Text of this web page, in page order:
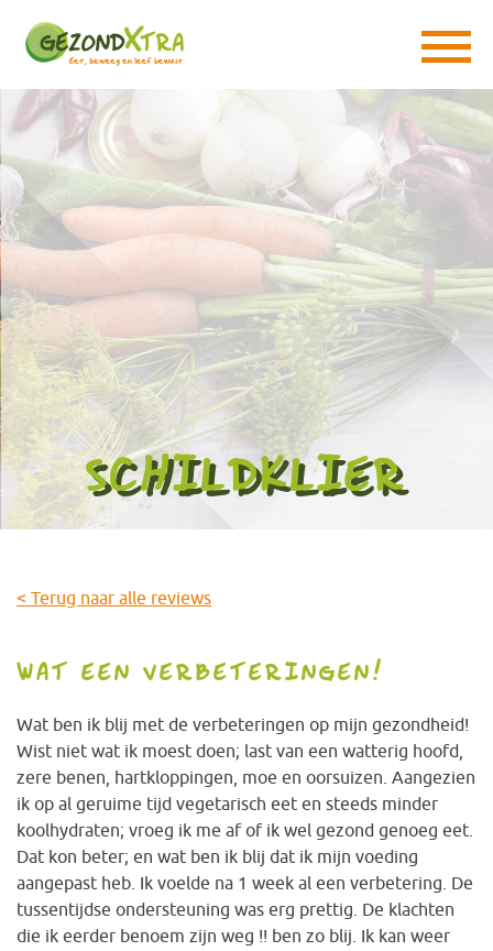
SCHILDKLIER
< Terug naar alle reviews
WAT EEN VERBETERINGEN!
Wat ben ik blij met de verbeteringen op mijn gezondheid!
Wist niet wat ik moest doen; last van een watterig hoofd,
zere benen, hartkloppingen, moe en oorsuizen. Aangezien
ik op al geruime tijd vegetarisch eet en steeds minder
koolhydraten; vroeg ik me af of ik wel gezond genoeg eet.
Dat kon beter; en wat ben ik blij dat ik mijn voeding
aangepast heb. Ik voelde na 1 week al een verbetering. De
tussentijdse ondersteuning was erg prettig. De klachten
die ik eerder benoem zijn weg !! ben zo blij. Ik kan weer